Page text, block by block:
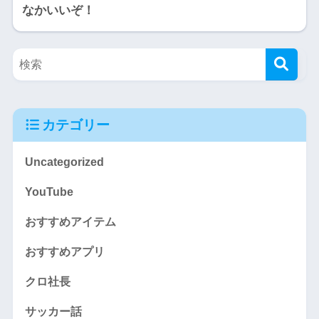
なかいいぞ！
カテゴリー
Uncategorized
YouTube
おすすめアイテム
おすすめアプリ
クロ社長
サッカー話